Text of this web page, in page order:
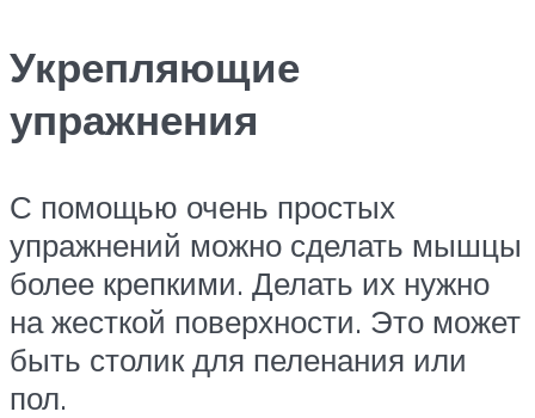
Укрепляющие
упражнения
С помощью очень простых
упражнений можно сделать мышцы
более крепкими. Делать их нужно
на жесткой поверхности. Это может
быть столик для пеленания или
пол.